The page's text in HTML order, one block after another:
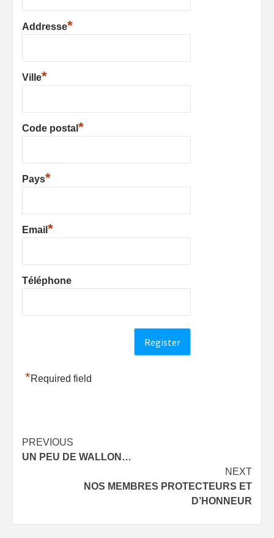
Addresse*
Ville*
Code postal *
Pays*
Email *
Téléphone
*Required field
Post
navigation
PREVIOUS
UN PEU DE WALLON…
NEXT
NOS MEMBRES PROTECTEURS ET
D’HONNEUR